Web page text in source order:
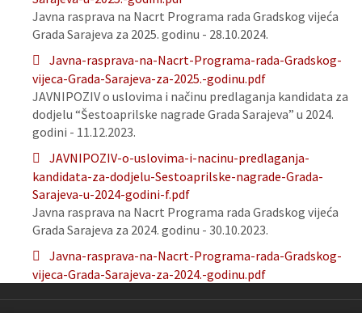
Javna rasprava na Nacrt Programa rada Gradskog vijeća
Grada Sarajeva za 2025. godinu - 28.10.2024.
Javna-rasprava-na-Nacrt-Programa-rada-Gradskog-
vijeca-Grada-Sarajeva-za-2025.-godinu.pdf
JAVNIPOZIV o uslovima i načinu predlaganja kandidata za
dodjelu “Šestoaprilske nagrade Grada Sarajeva” u 2024.
godini - 11.12.2023.
JAVNIPOZIV-o-uslovima-i-nacinu-predlaganja-
kandidata-za-dodjelu-Sestoaprilske-nagrade-Grada-
Sarajeva-u-2024-godini-f.pdf
Javna rasprava na Nacrt Programa rada Gradskog vijeća
Grada Sarajeva za 2024. godinu - 30.10.2023.
Javna-rasprava-na-Nacrt-Programa-rada-Gradskog-
vijeca-Grada-Sarajeva-za-2024.-godinu.pdf